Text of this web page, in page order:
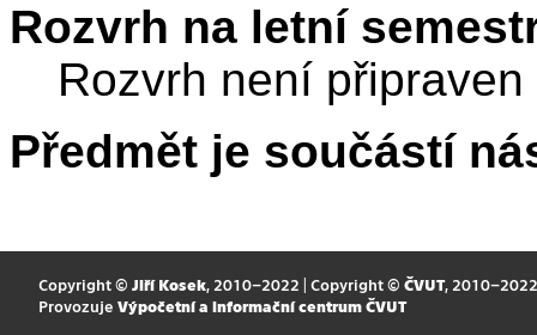
Rozvrh na letní
Rozvrh není připraven
Předmět je součástí
Copyright © Jiří Kosek, 2010–2022 | Copyright © ČVUT, 2010–2022
Provozuje Výpočetní a informační centrum ČVUT